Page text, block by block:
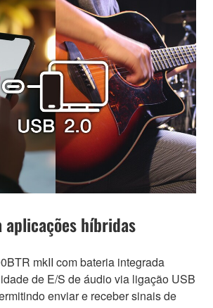
aplicações híbridas
mkII com bateria integrada
de E/S de áudio via ligação USB
enviar e receber sinais de